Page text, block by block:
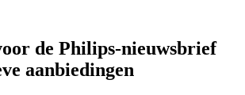
de Philips-nieuwsbrief
aanbiedingen